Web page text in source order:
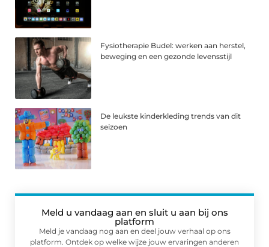
Fysiotherapie Budel: werken aan herstel,
beweging en een gezonde levensstijl
De leukste kinderkleding trends van dit
seizoen
Meld u vandaag aan en sluit u aan bij ons
platform
Meld je vandaag nog aan en deel jouw verhaal op ons
platform. Ontdek op welke wijze jouw ervaringen anderen